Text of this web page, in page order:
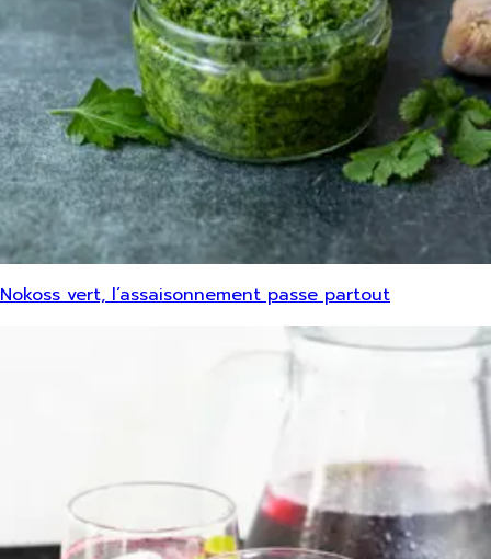
Nokoss vert, l’assaisonnement passe partout